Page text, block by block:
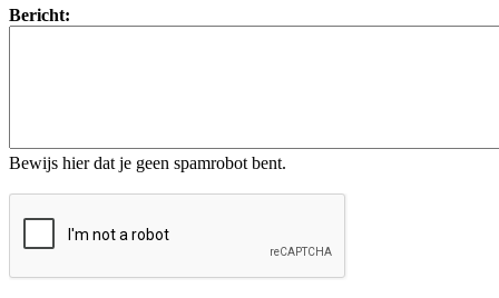
Bericht:
Bewijs hier dat je geen spamrobot bent.